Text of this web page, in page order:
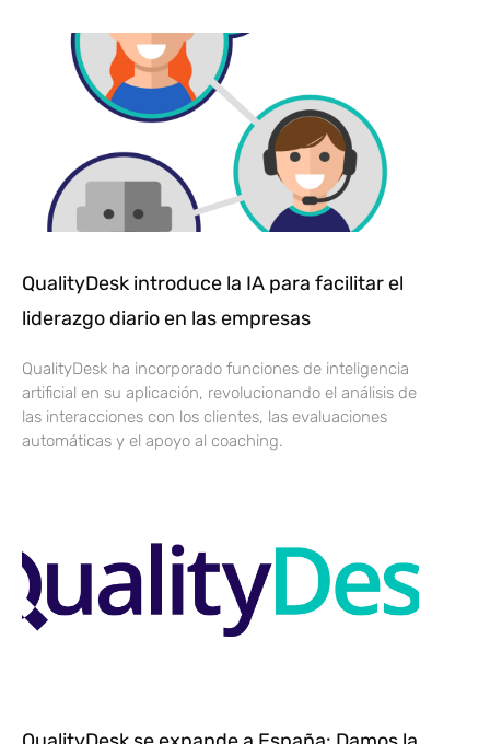
QualityDesk introduce la IA para facilitar el
liderazgo diario en las empresas
QualityDesk ha incorporado funciones de inteligencia
artificial en su aplicación, revolucionando el análisis de
las interacciones con los clientes, las evaluaciones
automáticas y el apoyo al coaching.